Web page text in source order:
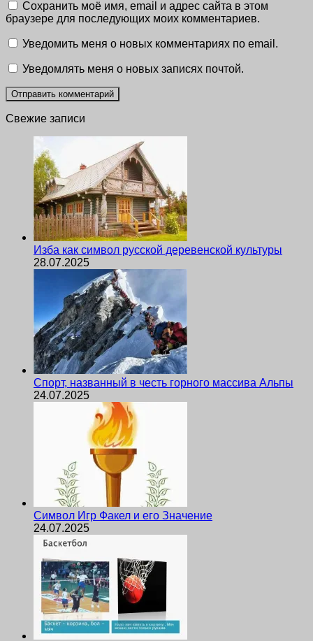
Сохранить моё имя, email и адрес сайта в этом
браузере для последующих моих комментариев.
Уведомить меня о новых комментариях по email.
Уведомлять меня о новых записях почтой.
Свежие записи
Изба как символ русской деревенской культуры
28.07.2025
Спорт, названный в честь горного массива Альпы
24.07.2025
Символ Игр Факел и его Значение
24.07.2025